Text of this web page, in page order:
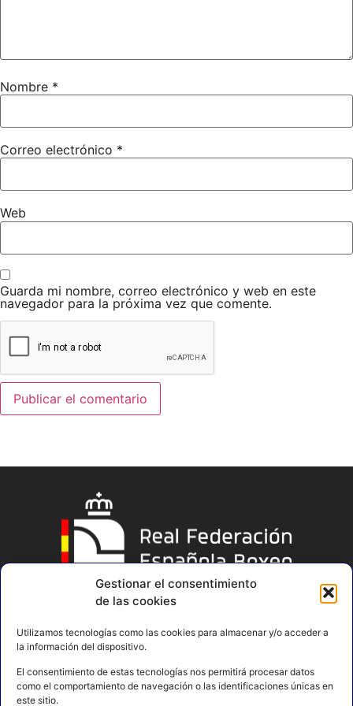
Gestionar el consentimiento
de las cookies
Utilizamos tecnologías como las cookies para almacenar y/o acceder a
la información del dispositivo.
El consentimiento de estas tecnologías nos permitirá procesar datos
como el comportamiento de navegación o las identificaciones únicas en
este sitio.
PERMISO PATERNO
ENVIAR TODA LA DOCUMENTACIÓN A
Nombre *
Correo electrónico *
Web
Guarda mi nombre, correo electrónico y web en este
navegador para la próxima vez que comente.